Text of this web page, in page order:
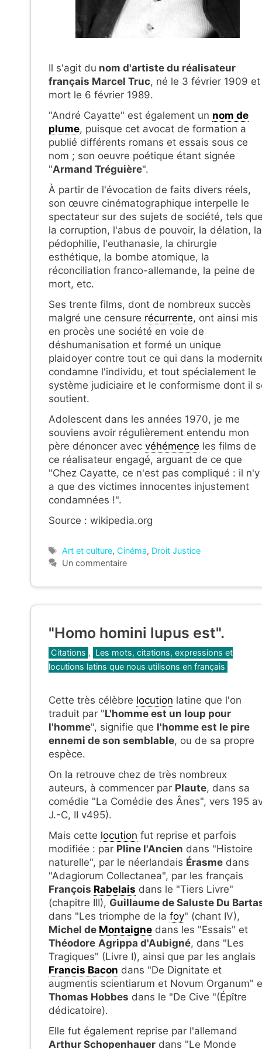
Il s'agit du nom d'artiste du réalisateur
français Marcel Truc, né le 3 février 1909 et
mort le 6 février 1989.
"André Cayatte" est également un nom de
plume, puisque cet avocat de formation a
publié différents romans et essais sous ce
nom ; son oeuvre poétique étant signée
"Armand Tréguière".
À partir de l'évocation de faits divers réels,
son œuvre cinématographique interpelle le
spectateur sur des sujets de société, tels que
la corruption, l'abus de pouvoir, la délation, la
pédophilie, l'euthanasie, la chirurgie
esthétique, la bombe atomique, la
réconciliation franco-allemande, la peine de
mort, etc.
Ses trente films, dont de nombreux succès
malgré une censure récurrente, ont ainsi mis
en procès une société en voie de
déshumanisation et formé un unique
plaidoyer contre tout ce qui dans la
condamne l'individu, et tout spécialement le
système judiciaire et le conformisme dont il
soutient.
Adolescent dans les années 1970, je me
souviens avoir régulièrement entendu mon
père dénoncer avec véhémence les films de
ce réalisateur engagé, arguant de ce que
"Chez Cayatte, ce n'est pas compliqué : il n'y
a que des victimes innocentes injustement
condamnées !".
Source : wikipedia.org
Étiquettes
Art et culture, Cinéma, Droit Justice
Un commentaire
"Homo homini lupus est".
Catégories
Citations , Les mots, citations, expressions et
locutions latins que nous utilisons en français
Cette très célèbre locution latine que l'on
traduit par "L'homme est un loup pour
l'homme", signifie que l'homme est le pire
ennemi de son semblable, ou de sa propre
espèce.
On la retrouve chez de très nombreux
auteurs, à commencer par Plaute, dans sa
comédie "La Comédie des Ânes", vers 195
J.-C, II v495).
Mais cette locution fut reprise et parfois
modifiée : par Pline l'Ancien dans "Histoire
naturelle", par le néerlandais Érasme dans
"Adagiorum Collectanea", par les français
François Rabelais dans le "Tiers Livre"
(chapitre III), Guillaume de Saluste Du
dans "Les triomphe de la foy" (chant IV),
Michel de Montaigne dans les "Essais" et
Théodore Agrippa d'Aubigné, dans "Les
Tragiques" (Livre I), ainsi que par les anglais
Francis Bacon dans "De Dignitate et
augmentis scientiarum et Novum Organum"
Thomas Hobbes dans le "De Cive "(Épître
dédicatoire).
Elle fut également reprise par l'allemand
Arthur Schopenhauer dans "Le Monde